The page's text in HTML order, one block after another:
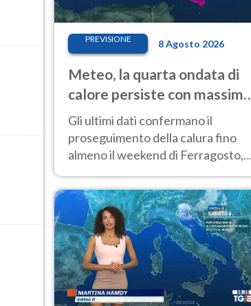
PREVISIONE 8 Agosto 2026
Meteo, la quarta ondata di
calore persiste con massime
sempre molto elevate
Gli ultimi dati confermano il
proseguimento della calura fino
almeno il weekend di Ferragosto,
intensificazione prossima
settimana